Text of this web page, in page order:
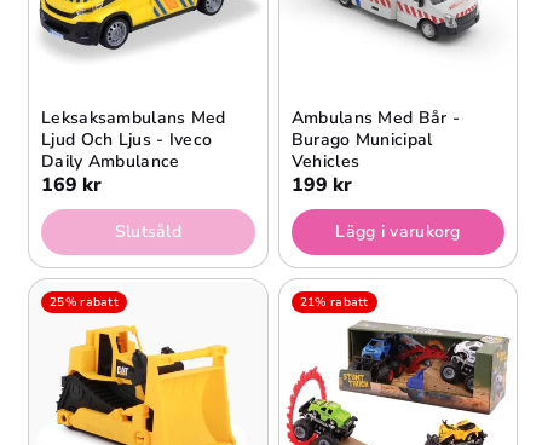
Leksaksambulans Med
Ljud Och Ljus - Iveco
Daily Ambulance
169 kr
Slutsåld
Ambulans Med Bår -
Burago Municipal
Vehicles
199 kr
Lägg i varukorg
25% rabatt 21% rabatt